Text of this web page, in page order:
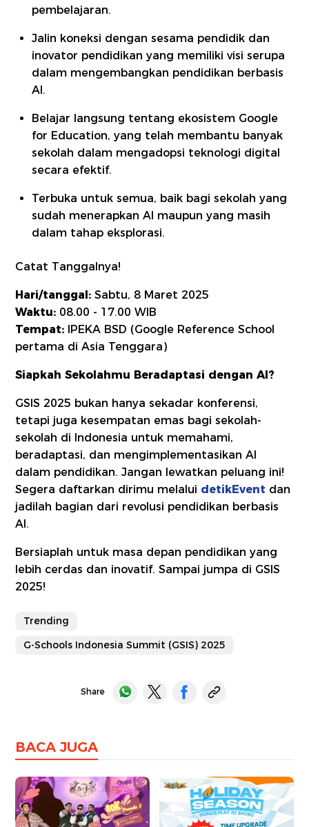
pembelajaran.
Jalin koneksi dengan sesama pendidik dan
inovator pendidikan yang memiliki visi serupa
dalam mengembangkan pendidikan berbasis
AI.
Belajar langsung tentang ekosistem Google
for Education, yang telah membantu banyak
sekolah dalam mengadopsi teknologi digital
secara efektif.
Terbuka untuk semua, baik bagi sekolah yang
sudah menerapkan AI maupun yang masih
dalam tahap eksplorasi.
Catat Tanggalnya!
Hari/tanggal: Sabtu, 8 Maret 2025
Waktu: 08.00 - 17.00 WIB
Tempat: IPEKA BSD (Google Reference School
pertama di Asia Tenggara)
Siapkah Sekolahmu Beradaptasi dengan AI?
GSIS 2025 bukan hanya sekadar konferensi,
tetapi juga kesempatan emas bagi sekolah-
sekolah di Indonesia untuk memahami,
beradaptasi, dan mengimplementasikan AI
dalam pendidikan. Jangan lewatkan peluang ini!
Segera daftarkan dirimu melalui detikEvent dan
jadilah bagian dari revolusi pendidikan berbasis
AI.
Bersiaplah untuk masa depan pendidikan yang
lebih cerdas dan inovatif. Sampai jumpa di GSIS
2025!
Trending
G-Schools Indonesia Summit (GSIS) 2025
Share
BACA JUGA